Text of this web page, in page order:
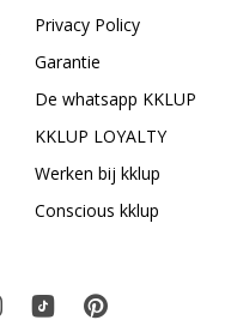
Privacy Policy
Garantie
De whatsapp KKLUP
KKLUP LOYALTY
Werken bij kklup
Conscious kklup